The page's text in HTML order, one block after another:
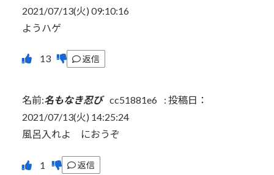
2021/07/13(火) 09:10:16
ようハゲ
返信
名前:名もなき忍び cc51881e6 : 投稿日：
2021/07/13(火) 14:25:24
風呂入れよ におうぞ
返信